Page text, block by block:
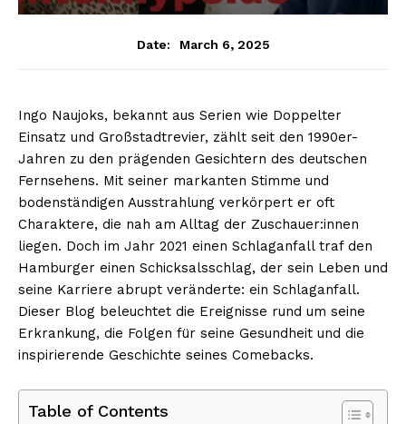
Date: March 6, 2025
Ingo Naujoks, bekannt aus Serien wie Doppelter
Einsatz und Großstadtrevier, zählt seit den 1990er-
Jahren zu den prägenden Gesichtern des deutschen
Fernsehens. Mit seiner markanten Stimme und
bodenständigen Ausstrahlung verkörpert er oft
Charaktere, die nah am Alltag der Zuschauer:innen
liegen. Doch im Jahr 2021 einen Schlaganfall traf den
Hamburger einen Schicksalsschlag, der sein Leben und
seine Karriere abrupt veränderte: ein Schlaganfall.
Dieser Blog beleuchtet die Ereignisse rund um seine
Erkrankung, die Folgen für seine Gesundheit und die
inspirierende Geschichte seines Comebacks.
Table of Contents